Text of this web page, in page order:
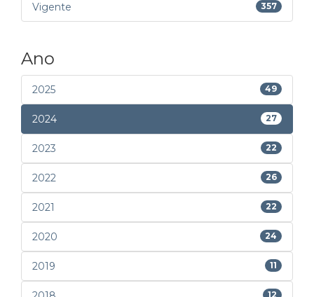
Vigente 357
Ano
2025 49
2024 27
2023 22
2022 26
2021 22
2020 24
2019 11
12